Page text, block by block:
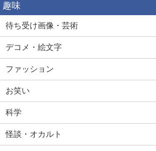
趣味
待ち受け画像・芸術
デコメ・絵文字
ファッション
お笑い
科学
怪談・オカルト